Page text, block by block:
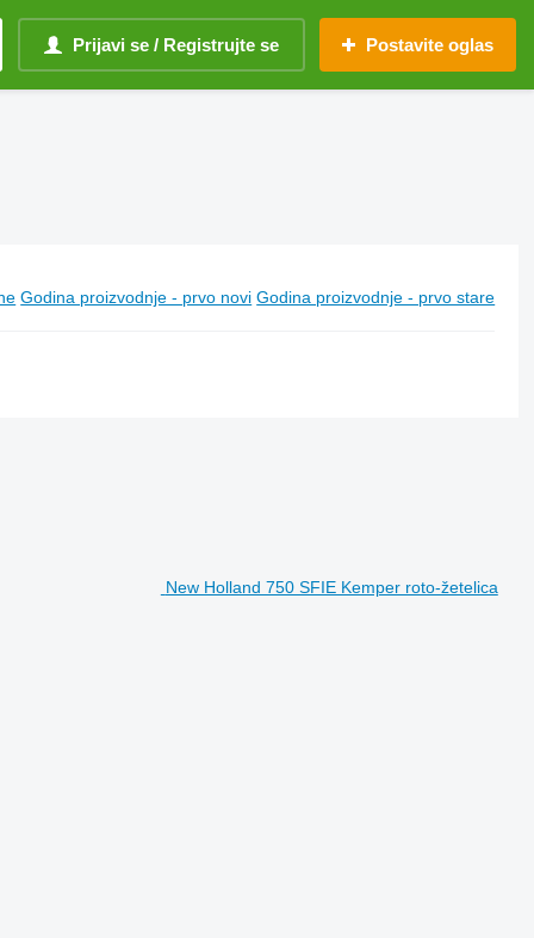
Prijavi se / Registrujte se Postavite oglas
Godina proizvodnje - prvo novi Godina proizvodnje - prvo stare
New Holland 750 SFIE Kemper roto-žetelica